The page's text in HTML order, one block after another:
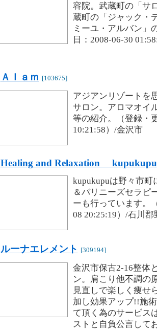
容院。武蔵町の「サ
蔵町の「ジャック・
ミーユ・アルバン」
日：2008-06-30
Ａｌａｍ [103675]
アジアンリゾートを
サロン。アロマオイ
等の紹介。（登録・
10:21:58）/金沢市
Healing and Relaxation kupukupu
kupukupuは野々市町
＆バリニーズセラピ
ーも行っています。
08 20:25:19）/石川
ルーナエレメント [309194]
金沢市保古2-16整体
ン。肩こり他不調の
見直しで楽しく痩せ
加し効果アップ!!施
て頂く為のサービス
ストと自負公言して